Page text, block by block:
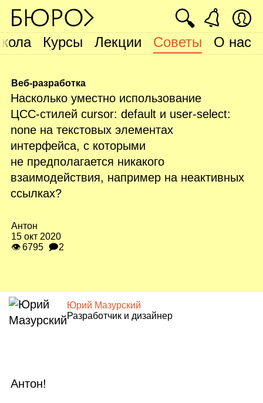
Курсы Лекции Советы О нас
🔍
Веб-разработка
Насколько уместно использование
ЦСС‑стилей cursor: default и user‑select:
none на текстовых элементах
интерфейса, с которыми
не предполагается никакого
взаимодействия, например на неактивных
ссылках?
Антон
15 окт 2020
👁 6795 🗩2
Юрий Мазурский
Разработчик и дизайнер
Антон!